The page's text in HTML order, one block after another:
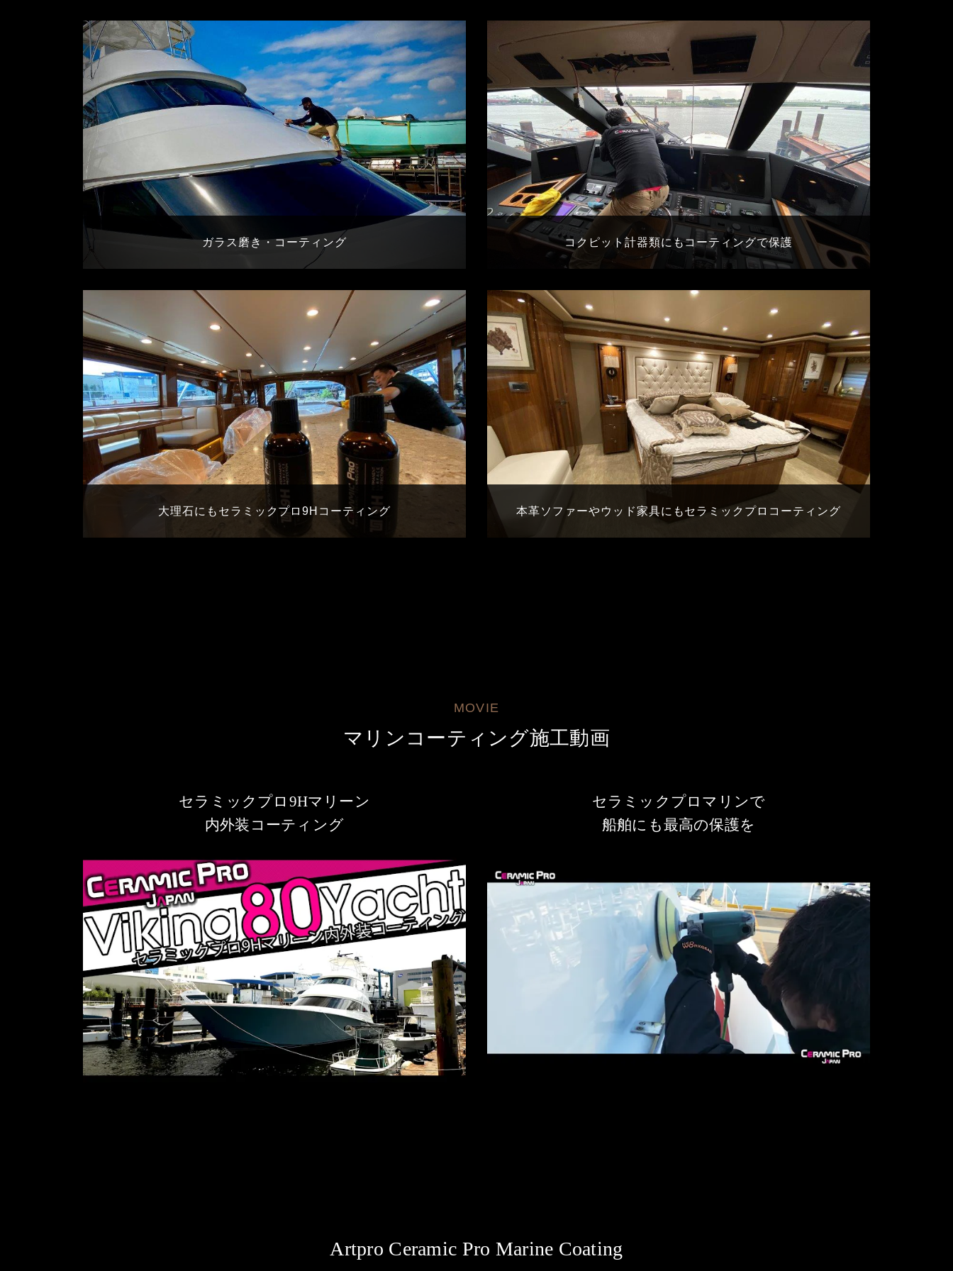
ガラス磨き・コーティング コクピット計器類にもコーティングで保護
大理石にもセラミックプロ9Hコーティング 本革ソファーやウッド家具にもセラミックプロコーティング
MOVIE
マリンコーティング施工動画
セラミックプロ9Hマリーン
内外装コーティング
セラミックプロマリンで
船舶にも最高の保護を
Artpro Ceramic Pro Marine Coating